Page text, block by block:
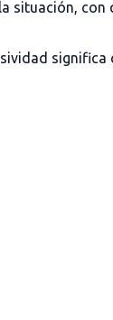
situación, con
significa